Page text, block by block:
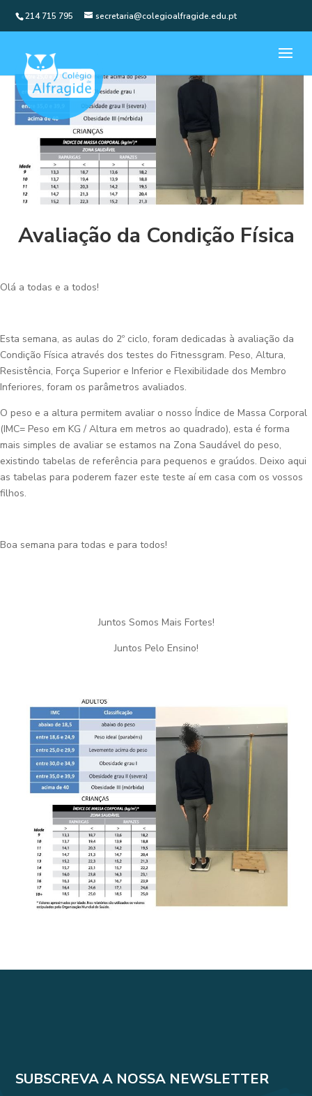
214 715 795 secretaria@colegioalfragide.edu.pt
Avaliação da Condição Física
Olá a todas e a todos!
Esta semana, as aulas do 2º ciclo, foram dedicadas à avaliação da
Condição Física através dos testes do Fitnessgram. Peso, Altura,
Resistência, Força Superior e Inferior e Flexibilidade dos Membro
Inferiores, foram os parâmetros avaliados.
O peso e a altura permitem avaliar o nosso Índice de Massa Corporal
(IMC= Peso em KG / Altura em metros ao quadrado), esta é forma
mais simples de avaliar se estamos na Zona Saudável do peso,
existindo tabelas de referência para pequenos e graúdos. Deixo aqui
as tabelas para poderem fazer este teste aí em casa com os vossos
filhos.
Boa semana para todas e para todos!
Juntos Somos Mais Fortes!
Juntos Pelo Ensino!
SUBSCREVA A NOSSA NEWSLETTER